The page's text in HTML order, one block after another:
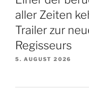
aller Zeiten
Trailer zur
Regisseurs
5. AUGUST 2026